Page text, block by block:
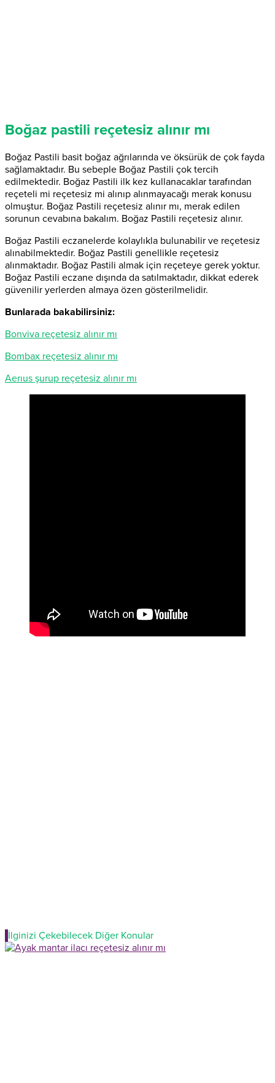
Boğaz pastili reçetesiz alınır mı
Boğaz Pastili basit boğaz ağrılarında ve öksürük de çok fayda
sağlamaktadır. Bu sebeple Boğaz Pastili çok tercih
edilmektedir. Boğaz Pastili ilk kez kullanacaklar tarafından
reçeteli mi reçetesiz mi alınıp alınmayacağı merak konusu
olmuştur. Boğaz Pastili reçetesiz alınır mı, merak edilen
sorunun cevabına bakalım. Boğaz Pastili reçetesiz alınır.
Boğaz Pastili eczanelerde kolaylıkla bulunabilir ve reçetesiz
alınabilmektedir. Boğaz Pastili genellikle reçetesiz
alınmaktadır. Boğaz Pastili almak için reçeteye gerek yoktur.
Boğaz Pastili eczane dışında da satılmaktadır, dikkat ederek
güvenilir yerlerden almaya özen gösterilmelidir.
Bunlarada bakabilirsiniz:
Bonviva reçetesiz alınır mı
Bombax reçetesiz alınır mı
Aerıus şurup reçetesiz alınır mı
İlginizi Çekebilecek Diğer Konular